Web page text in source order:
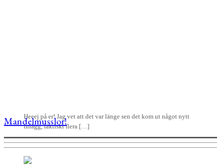
Heeej på er! Jag vet att det var länge sen det kom ut något nytt
inlägg, faktiskt flera […]
Mandelmusslor!